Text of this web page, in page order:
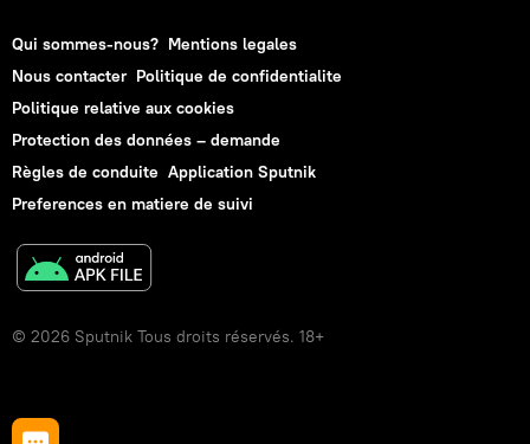
Qui sommes-nous? Mentions legales
Nous contacter Politique de confidentialite
Politique relative aux cookies
Protection des données – demande
Règles de conduite Application Sputnik
Preferences en matiere de suivi
© 2026 Sputnik Tous droits réservés. 18+